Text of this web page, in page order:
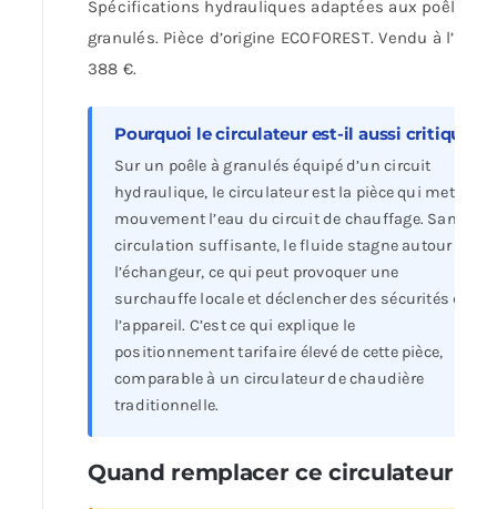
Spécifications hydrauliques adaptées aux poêles
granulés. Pièce d’origine ECOFOREST. Vendu à
388 €.
Pourquoi le circulateur est-il aussi critique
Sur un poêle à granulés équipé d’un circuit
hydraulique, le circulateur est la pièce qui met en
mouvement l’eau du circuit de chauffage. Sans
circulation suffisante, le fluide stagne autour de
l’échangeur, ce qui peut provoquer une
surchauffe locale et déclencher des sécurités de
l’appareil. C’est ce qui explique le
positionnement tarifaire élevé de cette pièce,
comparable à un circulateur de chaudière
traditionnelle.
Quand remplacer ce circulateur ?